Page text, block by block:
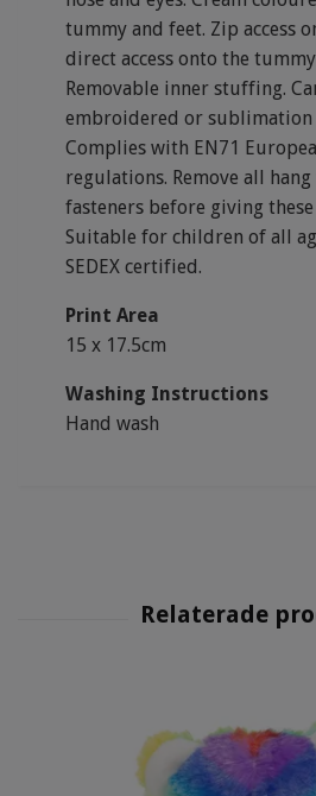
tummy and feet. Zip access
direct access onto the
Removable inner stuffing.
embroidered or
Complies with EN71
regulations. Remove all
fasteners before giving
Suitable for children of all
SEDEX certified.
Print Area
15 x 17.5cm
Washing Instructions
Hand wash